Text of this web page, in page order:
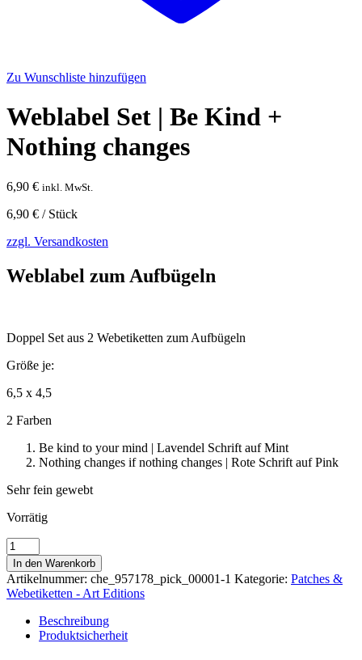
Zu Wunschliste hinzufügen
Weblabel Set | Be Kind +
Nothing changes
6,90 € inkl. MwSt.
6,90 € / Stück
zzgl. Versandkosten
Weblabel zum Aufbügeln
Doppel Set aus 2 Webetiketten zum Aufbügeln
Größe je:
6,5 x 4,5
2 Farben
Be kind to your mind | Lavendel Schrift auf Mint
Nothing changes if nothing changes | Rote Schrift auf Pink
Sehr fein gewebt
Vorrätig
Weblabel
Set
|
Be
Kind
Nothing
changes
In den Warenkorb
Artikelnummer: che_957178_pick_00001-1 Kategorie: Patches &
Webetiketten - Art Editions
Beschreibung
Produktsicherheit